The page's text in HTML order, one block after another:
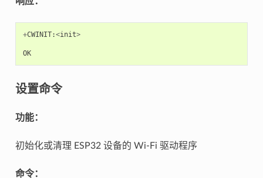
+CWINIT:<init>
OK
设置命令
功能：
初始化或清理 ESP32 设备的 Wi-Fi 驱动程序
命令：